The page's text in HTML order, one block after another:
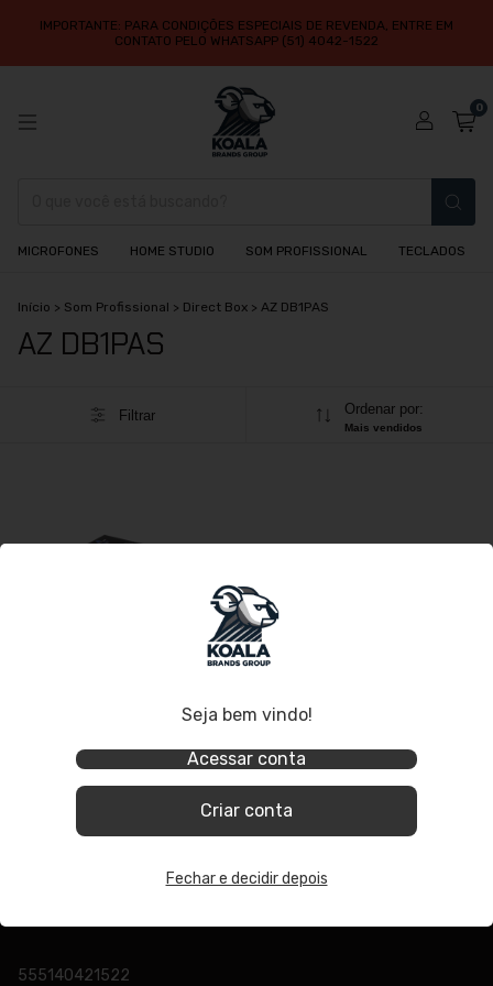
IMPORTANTE: PARA CONDIÇÕES ESPECIAIS DE REVENDA, ENTRE EM
CONTATO PELO WHATSAPP (51) 4042-1522
0
MICROFONES HOME STUDIO SOM PROFISSIONAL TECLADOS
Início > Som Profissional > Direct Box > AZ DB1PAS
AZ DB1PAS
Filtrar Ordenar por:
Mais vendidos
Caixa DI Direct Box Passivo 1
Canal Profissional AZ Audio
555140421522
Seja bem vindo!
Acessar conta
Criar conta
Fechar e decidir depois